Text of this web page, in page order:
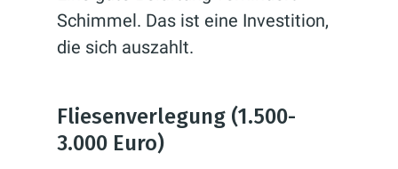
Schimmel. Das ist eine Investition,
die sich auszahlt.
Fliesenverlegung (1.500-
3.000 Euro)